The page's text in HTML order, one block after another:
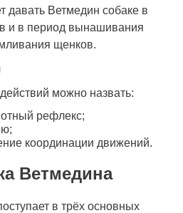
давать Ветмедин собаке в
и в период вынашивания
щенков.
можно назвать:
рефлекс;
координации движений.
Ветмедина
в трёх основных